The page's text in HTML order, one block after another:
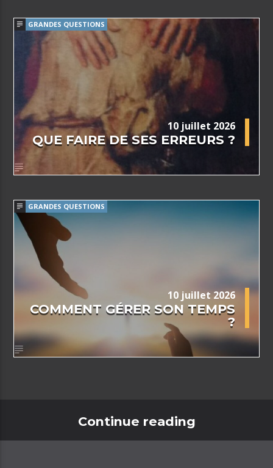
GRANDES QUESTIONS
10 juillet 2026
QUE FAIRE DE SES ERREURS ?
GRANDES QUESTIONS
10 juillet 2026
COMMENT GÉRER SON TEMPS
?
Continue reading